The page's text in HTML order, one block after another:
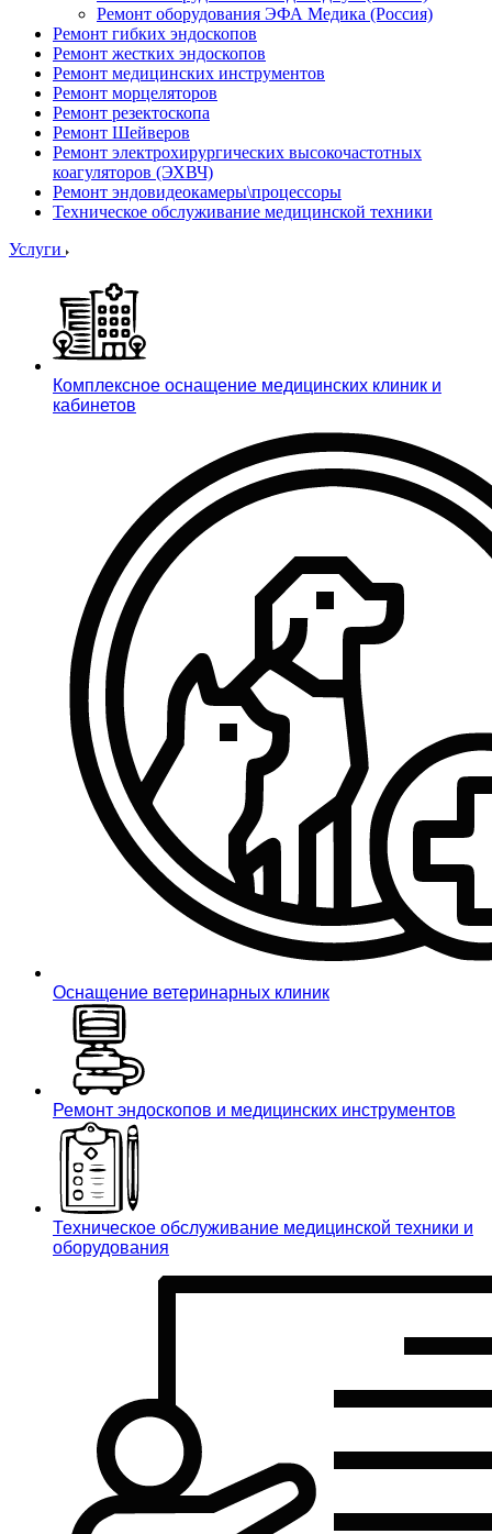
Ремонт оборудования ЭФА Медика (Россия)
Ремонт гибких эндоскопов
Ремонт жестких эндоскопов
Ремонт медицинских инструментов
Ремонт морцеляторов
Ремонт резектоскопа
Ремонт Шейверов
Ремонт электрохирургических высокочастотных
коагуляторов (ЭХВЧ)
Ремонт эндовидеокамеры\процессоры
Техническое обслуживание медицинской техники
Услуги
Комплексное оснащение медицинских клиник и
кабинетов
Оснащение ветеринарных клиник
Ремонт эндоскопов и медицинских инструментов
Техническое обслуживание медицинской техники и
оборудования